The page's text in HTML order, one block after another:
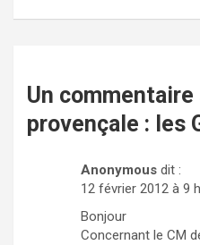
Un commentaire
provençale : les
Anonymous dit :
12 février 2012 à 9
Bonjour
Concernant le CM